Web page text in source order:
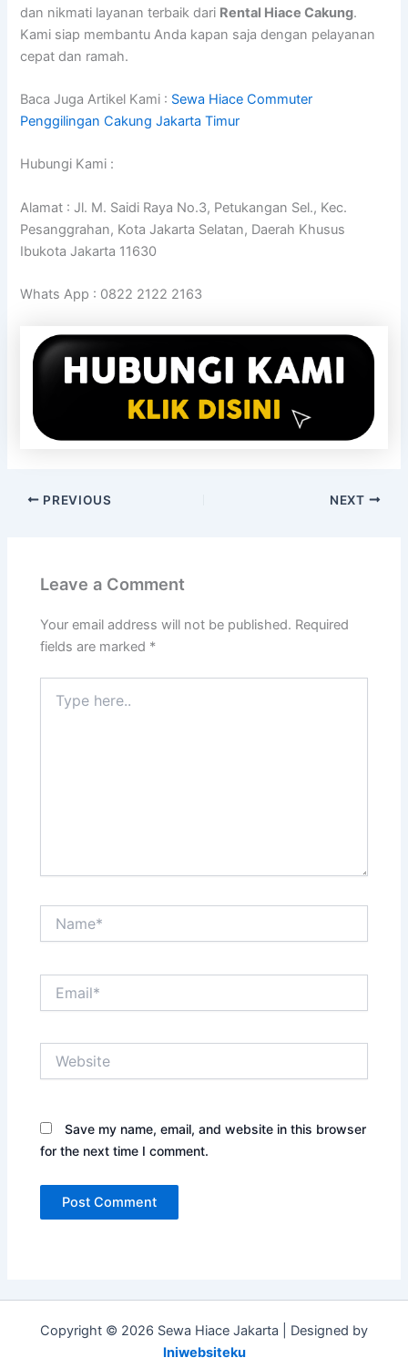
dan nikmati layanan terbaik dari Rental Hiace Cakung.
Kami siap membantu Anda kapan saja dengan pelayanan
cepat dan ramah.
Baca Juga Artikel Kami : Sewa Hiace Commuter
Penggilingan Cakung Jakarta Timur
Hubungi Kami :
Alamat : Jl. M. Saidi Raya No.3, Petukangan Sel., Kec.
Pesanggrahan, Kota Jakarta Selatan, Daerah Khusus
Ibukota Jakarta 11630
Whats App : 0822 2122 2163
PREVIOUS NEXT
Leave a Comment
Your email address will not be published. Required
fields are marked *
here..
Save my name, email, and website in this browser
for the next time I comment.
Copyright © 2026 Sewa Hiace Jakarta | Designed by
Iniwebsiteku